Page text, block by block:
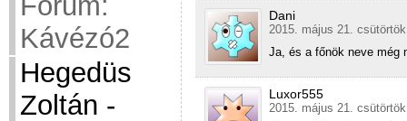
Kávézó2
Hegedüs
Zoltán -
Dani
2015. május 21.
Ja, és a főnök neve még
Luxor555
2015. május 21.